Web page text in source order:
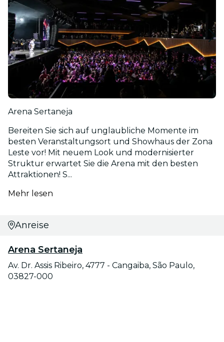
Arena Sertaneja
Bereiten Sie sich auf unglaubliche Momente im
besten Veranstaltungsort und Showhaus der Zona
Leste vor! Mit neuem Look und modernisierter
Struktur erwartet Sie die Arena mit den besten
Attraktionen! S...
Mehr lesen
Anreise
Arena Sertaneja
Av. Dr. Assis Ribeiro, 4777 - Cangaiba, São Paulo,
03827-000